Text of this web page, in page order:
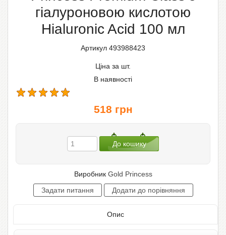
гіалуроновою кислотою
Hialuronic Acid 100 мл
Артикул 493988423
Ціна за шт.
В наявності
518 грн
Виробник Gold Princess
Опис